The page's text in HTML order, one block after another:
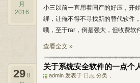
月
2016
小三以前一直用着国产的好压，开
绑，让俺不得不寻找新的替代软件
哦，至于rar，倒是强大，但收费软
查看全文 »
关于系统安全软件的一点个
admin 发表于 日志 分类，
29 8